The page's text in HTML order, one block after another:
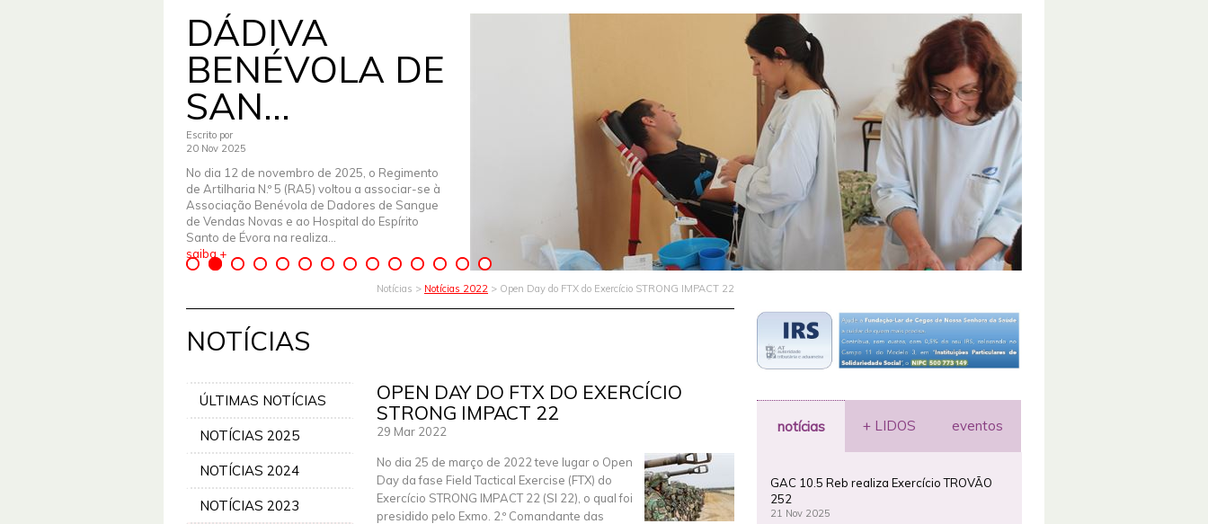
DÁDIVA
BENÉVOLA DE
SAN...
Escrito por
20 Nov 2025
No dia 12 de novembro de 2025, o Regimento
de Artilharia N.º 5 (RA5) voltou a associar-se à
Associação Benévola de Dadores de Sangue
de Vendas Novas e ao Hospital do Espírito
Santo de Évora na realiza...
saiba +
Notícias > Notícias 2022 > Open Day do FTX do Exercício STRONG IMPACT 22
NOTÍCIAS
ÚLTIMAS NOTÍCIAS
NOTÍCIAS 2025
NOTÍCIAS 2024
NOTÍCIAS 2023
OPEN DAY DO FTX DO EXERCÍCIO
STRONG IMPACT 22
29 Mar 2022
No dia 25 de março de 2022 teve lugar o Open
Day da fase Field Tactical Exercise (FTX) do
Exercício STRONG IMPACT 22 (SI 22), o qual foi
presidido pelo Exmo. 2.º Comandante das
notícias + LIDOS eventos
GAC 10.5 Reb realiza Exercício TROVÃO
252
21 Nov 2025